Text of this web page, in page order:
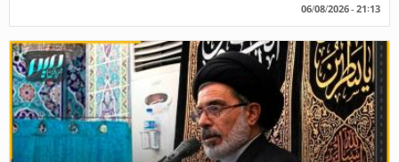
06/08/2026 - 21:13